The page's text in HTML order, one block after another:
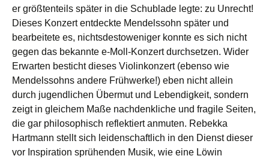
er größtenteils später in die Schublade legte: zu Unrecht!
Dieses Konzert entdeckte Mendelssohn später und
bearbeitete es, nichtsdestoweniger konnte es sich nicht
gegen das bekannte e-Moll-Konzert durchsetzen. Wider
Erwarten besticht dieses Violinkonzert (ebenso wie
Mendelssohns andere Frühwerke!) eben nicht allein
durch jugendlichen Übermut und Lebendigkeit, sondern
zeigt in gleichem Maße nachdenkliche und fragile Seiten,
die gar philosophisch reflektiert anmuten. Rebekka
Hartmann stellt sich leidenschaftlich in den Dienst dieser
vor Inspiration sprühenden Musik, wie eine Löwin